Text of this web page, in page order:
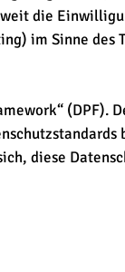
die
im Sinne des
(DPF).
diese